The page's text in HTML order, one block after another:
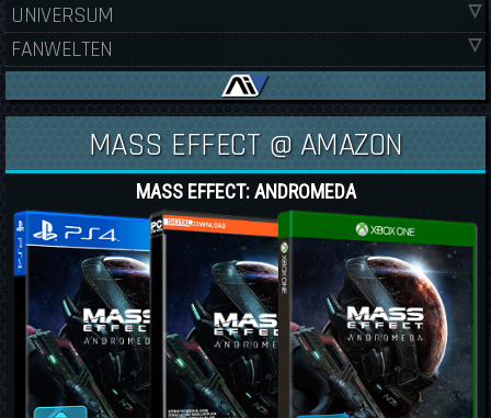
UNIVERSUM
FANWELTEN
MASS EFFECT @ AMAZON
MASS EFFECT: ANDROMEDA